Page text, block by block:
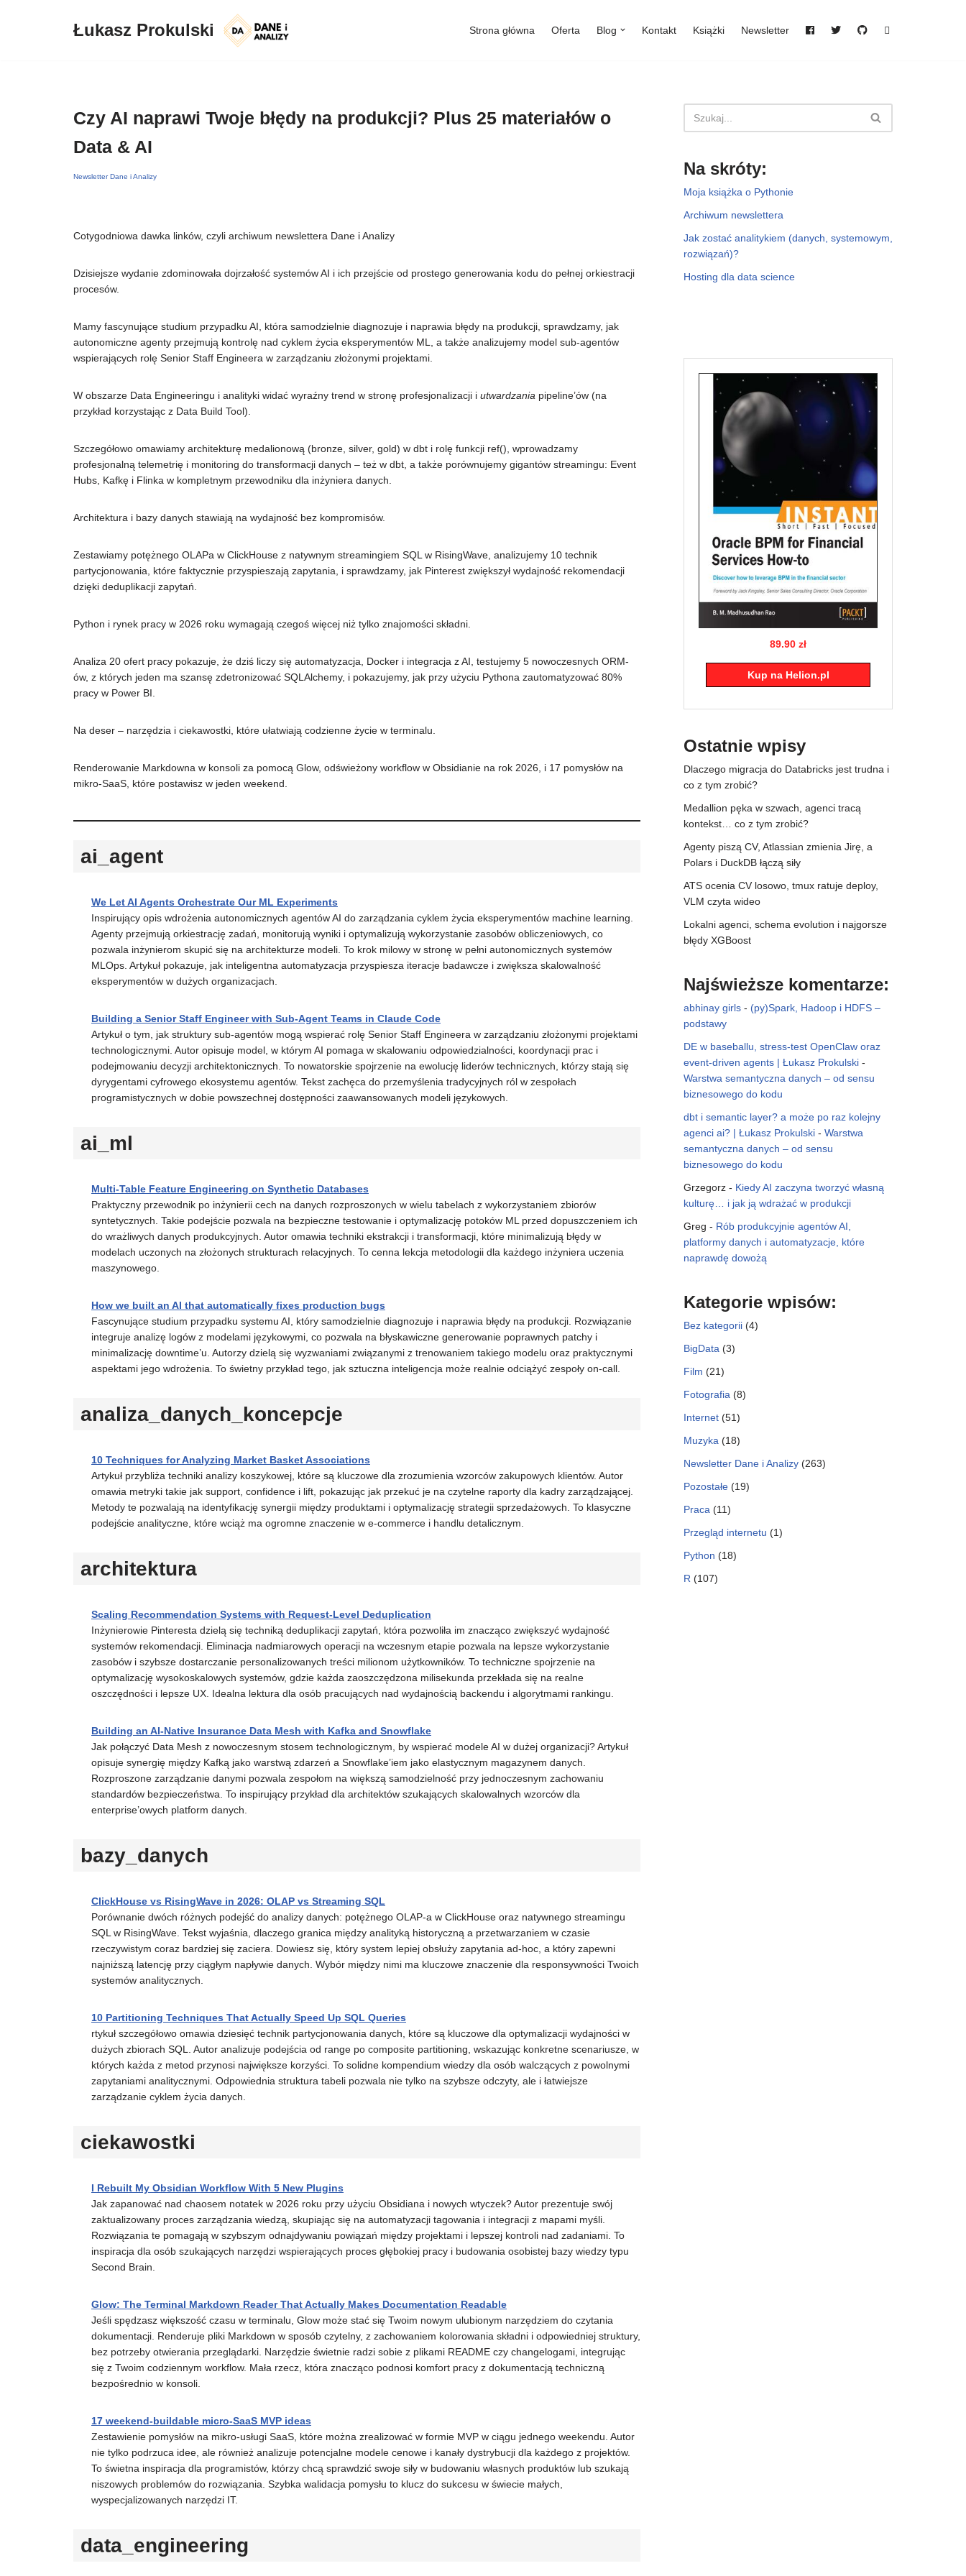
Łukasz Prokulski Strona główna Oferta Blog Kontakt Książki Newsletter
Czy AI naprawi Twoje błędy na produkcji? Plus 25 materiałów o
Data & AI
Newsletter Dane i Analizy
Cotygodniowa dawka linków, czyli archiwum newslettera Dane i Analizy
Dzisiejsze wydanie zdominowała dojrzałość systemów AI i ich przejście od prostego generowania kodu do pełnej orkiestracji
procesów.
Mamy fascynujące studium przypadku AI, która samodzielnie diagnozuje i naprawia błędy na produkcji, sprawdzamy, jak
autonomiczne agenty przejmują kontrolę nad cyklem życia eksperymentów ML, a także analizujemy model sub-agentów
wspierających rolę Senior Staff Engineera w zarządzaniu złożonymi projektami.
W obszarze Data Engineeringu i analityki widać wyraźny trend w stronę profesjonalizacji i utwardzania pipeline’ów (na
przykład korzystając z Data Build Tool).
Szczegółowo omawiamy architekturę medalionową (bronze, silver, gold) w dbt i rolę funkcji ref(), wprowadzamy
profesjonalną telemetrię i monitoring do transformacji danych – też w dbt, a także porównujemy gigantów streamingu: Event
Hubs, Kafkę i Flinka w kompletnym przewodniku dla inżyniera danych.
Architektura i bazy danych stawiają na wydajność bez kompromisów.
Zestawiamy potężnego OLAPa w ClickHouse z natywnym streamingiem SQL w RisingWave, analizujemy 10 technik
partycjonowania, które faktycznie przyspieszają zapytania, i sprawdzamy, jak Pinterest zwiększył wydajność rekomendacji
dzięki deduplikacji zapytań.
Python i rynek pracy w 2026 roku wymagają czegoś więcej niż tylko znajomości składni.
Analiza 20 ofert pracy pokazuje, że dziś liczy się automatyzacja, Docker i integracja z AI, testujemy 5 nowoczesnych ORM-
ów, z których jeden ma szansę zdetronizować SQLAlchemy, i pokazujemy, jak przy użyciu Pythona zautomatyzować 80%
pracy w Power BI.
Na deser – narzędzia i ciekawostki, które ułatwiają codzienne życie w terminalu.
Renderowanie Markdowna w konsoli za pomocą Glow, odświeżony workflow w Obsidianie na rok 2026, i 17 pomysłów na
mikro-SaaS, które postawisz w jeden weekend.
ai_agent
We Let AI Agents Orchestrate Our ML Experiments
Inspirujący opis wdrożenia autonomicznych agentów AI do zarządzania cyklem życia eksperymentów machine learning.
Agenty przejmują orkiestrację zadań, monitorują wyniki i optymalizują wykorzystanie zasobów obliczeniowych, co
pozwala inżynierom skupić się na architekturze modeli. To krok milowy w stronę w pełni autonomicznych systemów
MLOps. Artykuł pokazuje, jak inteligentna automatyzacja przyspiesza iteracje badawcze i zwiększa skalowalność
eksperymentów w dużych organizacjach.
Building a Senior Staff Engineer with Sub-Agent Teams in Claude Code
Artykuł o tym, jak struktury sub-agentów mogą wspierać rolę Senior Staff Engineera w zarządzaniu złożonymi projektami
technologicznymi. Autor opisuje model, w którym AI pomaga w skalowaniu odpowiedzialności, koordynacji prac i
podejmowaniu decyzji architektonicznych. To nowatorskie spojrzenie na ewolucję liderów technicznych, którzy stają się
dyrygentami cyfrowego ekosystemu agentów. Tekst zachęca do przemyślenia tradycyjnych ról w zespołach
programistycznych w dobie powszechnej dostępności zaawansowanych modeli językowych.
ai_ml
Multi-Table Feature Engineering on Synthetic Databases
Praktyczny przewodnik po inżynierii cech na danych rozproszonych w wielu tabelach z wykorzystaniem zbiorów
syntetycznych. Takie podejście pozwala na bezpieczne testowanie i optymalizację potoków ML przed dopuszczeniem ich
do wrażliwych danych produkcyjnych. Autor omawia techniki ekstrakcji i transformacji, które minimalizują błędy w
modelach uczonych na złożonych strukturach relacyjnych. To cenna lekcja metodologii dla każdego inżyniera uczenia
maszynowego.
How we built an AI that automatically fixes production bugs
Fascynujące studium przypadku systemu AI, który samodzielnie diagnozuje i naprawia błędy na produkcji. Rozwiązanie
integruje analizę logów z modelami językowymi, co pozwala na błyskawiczne generowanie poprawnych patchy i
minimalizację downtime’u. Autorzy dzielą się wyzwaniami związanymi z trenowaniem takiego modelu oraz praktycznymi
aspektami jego wdrożenia. To świetny przykład tego, jak sztuczna inteligencja może realnie odciążyć zespoły on-call.
analiza_danych_koncepcje
10 Techniques for Analyzing Market Basket Associations
Artykuł przybliża techniki analizy koszykowej, które są kluczowe dla zrozumienia wzorców zakupowych klientów. Autor
omawia metryki takie jak support, confidence i lift, pokazując jak przekuć je na czytelne raporty dla kadry zarządzającej.
Metody te pozwalają na identyfikację synergii między produktami i optymalizację strategii sprzedażowych. To klasyczne
podejście analityczne, które wciąż ma ogromne znaczenie w e-commerce i handlu detalicznym.
architektura
Scaling Recommendation Systems with Request-Level Deduplication
Inżynierowie Pinteresta dzielą się techniką deduplikacji zapytań, która pozwoliła im znacząco zwiększyć wydajność
systemów rekomendacji. Eliminacja nadmiarowych operacji na wczesnym etapie pozwala na lepsze wykorzystanie
zasobów i szybsze dostarczanie personalizowanych treści milionom użytkowników. To techniczne spojrzenie na
optymalizację wysokoskalowych systemów, gdzie każda zaoszczędzona milisekunda przekłada się na realne
oszczędności i lepsze UX. Idealna lektura dla osób pracujących nad wydajnością backendu i algorytmami rankingu.
Building an AI-Native Insurance Data Mesh with Kafka and Snowflake
Jak połączyć Data Mesh z nowoczesnym stosem technologicznym, by wspierać modele AI w dużej organizacji? Artykuł
opisuje synergię między Kafką jako warstwą zdarzeń a Snowflake’iem jako elastycznym magazynem danych.
Rozproszone zarządzanie danymi pozwala zespołom na większą samodzielność przy jednoczesnym zachowaniu
standardów bezpieczeństwa. To inspirujący przykład dla architektów szukających skalowalnych wzorców dla
enterprise’owych platform danych.
bazy_danych
ClickHouse vs RisingWave in 2026: OLAP vs Streaming SQL
Porównanie dwóch różnych podejść do analizy danych: potężnego OLAP-a w ClickHouse oraz natywnego streamingu
SQL w RisingWave. Tekst wyjaśnia, dlaczego granica między analityką historyczną a przetwarzaniem w czasie
rzeczywistym coraz bardziej się zaciera. Dowiesz się, który system lepiej obsłuży zapytania ad-hoc, a który zapewni
najniższą latencję przy ciągłym napływie danych. Wybór między nimi ma kluczowe znaczenie dla responsywności Twoich
systemów analitycznych.
10 Partitioning Techniques That Actually Speed Up SQL Queries
rtykuł szczegółowo omawia dziesięć technik partycjonowania danych, które są kluczowe dla optymalizacji wydajności w
dużych zbiorach SQL. Autor analizuje podejścia od range po composite partitioning, wskazując konkretne scenariusze, w
których każda z metod przynosi największe korzyści. To solidne kompendium wiedzy dla osób walczących z powolnymi
zapytaniami analitycznymi. Odpowiednia struktura tabeli pozwala nie tylko na szybsze odczyty, ale i łatwiejsze
zarządzanie cyklem życia danych.
ciekawostki
I Rebuilt My Obsidian Workflow With 5 New Plugins
Jak zapanować nad chaosem notatek w 2026 roku przy użyciu Obsidiana i nowych wtyczek? Autor prezentuje swój
zaktualizowany proces zarządzania wiedzą, skupiając się na automatyzacji tagowania i integracji z mapami myśli.
Rozwiązania te pomagają w szybszym odnajdywaniu powiązań między projektami i lepszej kontroli nad zadaniami. To
inspiracja dla osób szukających narzędzi wspierających proces głębokiej pracy i budowania osobistej bazy wiedzy typu
Second Brain.
Glow: The Terminal Markdown Reader That Actually Makes Documentation Readable
Jeśli spędzasz większość czasu w terminalu, Glow może stać się Twoim nowym ulubionym narzędziem do czytania
dokumentacji. Renderuje pliki Markdown w sposób czytelny, z zachowaniem kolorowania składni i odpowiedniej struktury,
bez potrzeby otwierania przeglądarki. Narzędzie świetnie radzi sobie z plikami README czy changelogami, integrując
się z Twoim codziennym workflow. Mała rzecz, która znacząco podnosi komfort pracy z dokumentacją techniczną
bezpośrednio w konsoli.
17 weekend-buildable micro-SaaS MVP ideas
Zestawienie pomysłów na mikro-usługi SaaS, które można zrealizować w formie MVP w ciągu jednego weekendu. Autor
nie tylko podrzuca idee, ale również analizuje potencjalne modele cenowe i kanały dystrybucji dla każdego z projektów.
To świetna inspiracja dla programistów, którzy chcą sprawdzić swoje siły w budowaniu własnych produktów lub szukają
niszowych problemów do rozwiązania. Szybka walidacja pomysłu to klucz do sukcesu w świecie małych,
wyspecjalizowanych narzędzi IT.
data_engineering
Na skróty:
Moja książka o Pythonie
Archiwum newslettera
Jak zostać analitykiem (danych, systemowym,
rozwiązań)?
Hosting dla data science
89.90 zł
Kup na Helion.pl
Ostatnie wpisy
Dlaczego migracja do Databricks jest trudna i
co z tym zrobić?
Medallion pęka w szwach, agenci tracą
kontekst… co z tym zrobić?
Agenty piszą CV, Atlassian zmienia Jirę, a
Polars i DuckDB łączą siły
ATS ocenia CV losowo, tmux ratuje deploy,
VLM czyta wideo
Lokalni agenci, schema evolution i najgorsze
błędy XGBoost
Najświeższe komentarze:
abhinay girls - (py)Spark, Hadoop i HDFS –
podstawy
DE w baseballu, stress-test OpenClaw oraz
event-driven agents | Łukasz Prokulski -
Warstwa semantyczna danych – od sensu
biznesowego do kodu
dbt i semantic layer? a może po raz kolejny
agenci ai? | Łukasz Prokulski - Warstwa
semantyczna danych – od sensu
biznesowego do kodu
Grzegorz - Kiedy AI zaczyna tworzyć własną
kulturę… i jak ją wdrażać w produkcji
Greg - Rób produkcyjnie agentów AI,
platformy danych i automatyzacje, które
naprawdę dowożą
Kategorie wpisów:
Bez kategorii (4)
BigData (3)
Film (21)
Fotografia (8)
Internet (51)
Muzyka (18)
Newsletter Dane i Analizy (263)
Pozostałe (19)
Praca (11)
Przegląd internetu (1)
Python (18)
R (107)